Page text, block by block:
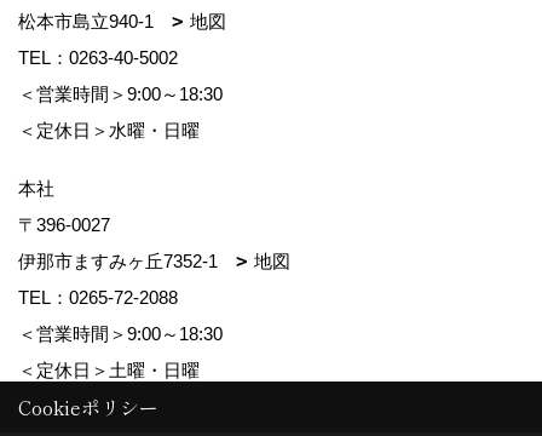
松本市島立940-1
地図
TEL： 0263-40-5002
＜営業時間＞9:00～18:30
＜定休日＞水曜・日曜
本社
〒396-0027
伊那市ますみヶ丘7352-1
地図
TEL： 0265-72-2088
＜営業時間＞9:00～18:30
＜定休日＞土曜・日曜
Cookieポリシー